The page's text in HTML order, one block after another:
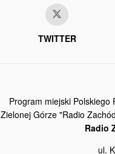
TWITTER
Program miejski Polskiego
Zielonej Górze "Radio
Radio
ul.